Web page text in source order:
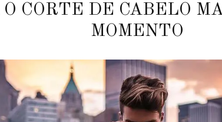
CORTE DE CABELO
MOMENTO